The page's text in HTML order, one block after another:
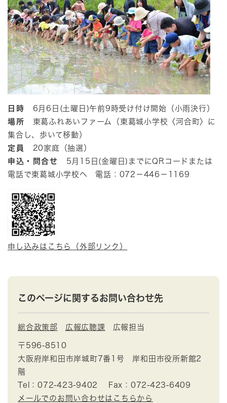
日時 6月6日(土曜日)午前9時受け付け開始（小雨決行）
場所 東葛ふれあいファーム（東葛城小学校〈河合町〉に
集合し、歩いて移動）
定員 20家庭（抽選）
申込・問合せ 5月15日(金曜日)までにQRコードまたは
電話で東葛城小学校へ 電話：072－446－1169
申し込みはこちら（外部リンク）
このページに関するお問い合わせ先
総合政策部 広報広聴課 広報担当
〒596-8510
大阪府岸和田市岸城町7番1号 岸和田市役所新館2
階
Tel：072-423-9402
Fax：072-423-6409
メールでのお問い合わせはこちらから